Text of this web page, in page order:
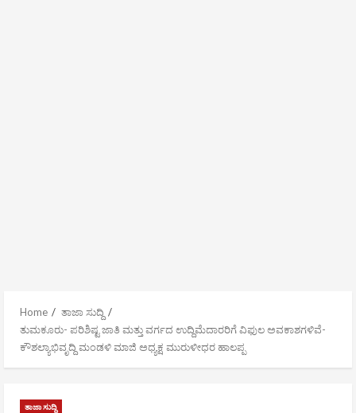
Home
ತಾಜಾ ಸುದ್ದಿ
ತುಮಕೂರು- ಪರಿಶಿಷ್ಟ ಜಾತಿ ಮತ್ತು ವರ್ಗದ ಉದ್ದಿಮೆದಾರರಿಗೆ ವಿಫುಲ ಅವಕಾಶಗಳಿವೆ-
ಕೌಶಲ್ಯಾಭಿವೃದ್ದಿ ಮಂಡಳಿ ಮಾಜಿ ಅಧ್ಯಕ್ಷ ಮುರುಳೀಧರ ಹಾಲಪ್ಪ
ತಾಜಾ ಸುದ್ದಿ